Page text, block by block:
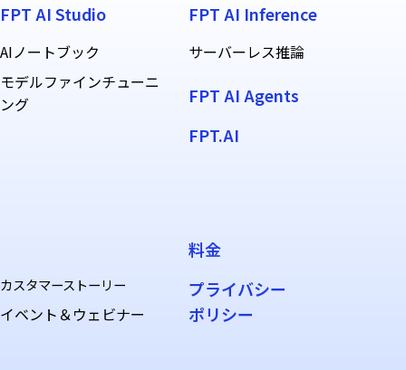
FPT AI Studio
AIノートブック
モデルファインチューニ
ング
FPT AI Inference
サーバーレス推論
FPT AI Agents
FPT.AI
カスタマーストーリー
イベント＆ウェビナー
料金
プライバシー
ポリシー